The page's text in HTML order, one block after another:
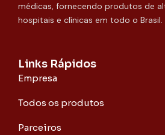
médicas, fornecendo produtos de
hospitais e clínicas em todo o Brasil.
Links Rápidos
Empresa
Todos os produtos
Parceiros